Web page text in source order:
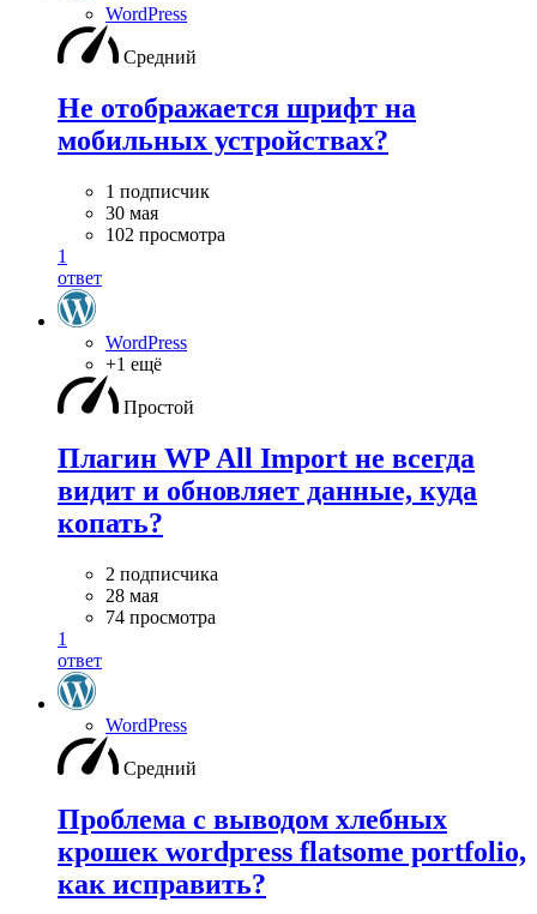
WordPress
Средний
Не отображается шрифт на
мобильных устройствах?
1 подписчик
30 мая
102 просмотра
1
ответ
WordPress
+1 ещё
Простой
Плагин WP All Import не всегда
видит и обновляет данные, куда
копать?
2 подписчика
28 мая
74 просмотра
1
ответ
WordPress
Средний
Проблема с выводом хлебных
крошек wordpress flatsome portfolio,
как исправить?